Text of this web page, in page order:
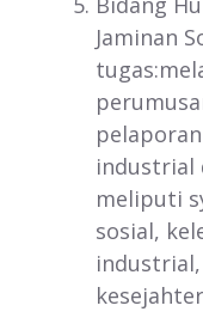
Jaminan
industrial
meliputi
sosial,